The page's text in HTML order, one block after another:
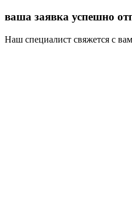
ваша заявка успешно
Наш специалист свяжется с